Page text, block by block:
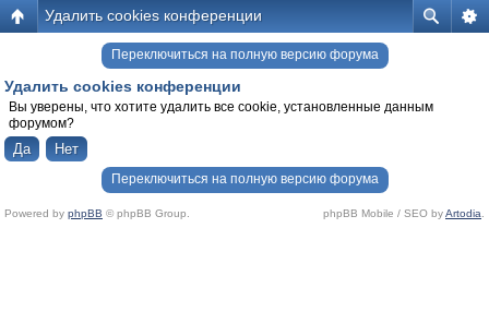
Удалить cookies конференции
Переключиться на полную версию форума
Удалить cookies конференции
Вы уверены, что хотите удалить все cookie, установленные данным
форумом?
Переключиться на полную версию форума
Powered by phpBB © phpBB Group. phpBB Mobile / SEO byArtodia